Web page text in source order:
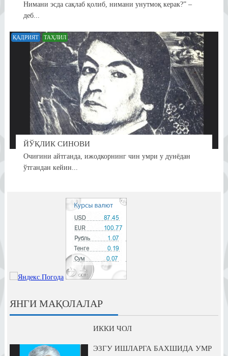
Нимани эсда сақлаб қолиб, нимани унутмоқ керак?” –
деб...
ҚАДРИЯТ ТАҲЛИЛ
ЙЎҚЛИК СИНОВИ
Очиғини айтганда, ижодкорнинг чин умри у дунёдан
ўтгандан кейин...
ЯНГИ МАҚОЛАЛАР
ИККИ ЧОЛ
ЭЗГУ ИШЛАРГА БАХШИДА УМР